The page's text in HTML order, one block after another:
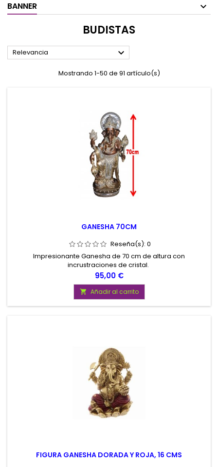
BANNER
BUDISTAS
Relevancia 
Mostrando 1-50 de 91 artículo(s)
GANESHA 70CM
Reseña(s): 0
Impresionante Ganesha de 70 cm de altura con
incrustraciones de cristal.
Precio
95,00 €
 Añadir al carrito
FIGURA GANESHA DORADA Y ROJA, 16 CMS